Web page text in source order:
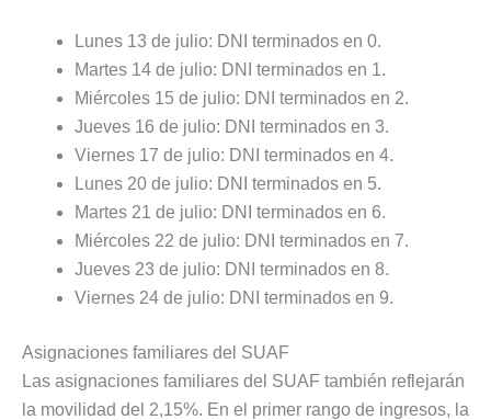
Lunes 13 de julio: DNI terminados en 0.
Martes 14 de julio: DNI terminados en 1.
Miércoles 15 de julio: DNI terminados en 2.
Jueves 16 de julio: DNI terminados en 3.
Viernes 17 de julio: DNI terminados en 4.
Lunes 20 de julio: DNI terminados en 5.
Martes 21 de julio: DNI terminados en 6.
Miércoles 22 de julio: DNI terminados en 7.
Jueves 23 de julio: DNI terminados en 8.
Viernes 24 de julio: DNI terminados en 9.
Asignaciones familiares del SUAF
Las asignaciones familiares del SUAF también reflejarán
la movilidad del 2,15%. En el primer rango de ingresos, la